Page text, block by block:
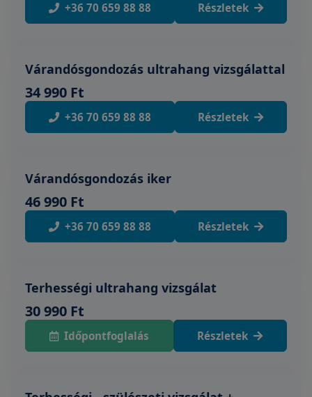
+36 70 659 88 88 Részletek
Várandósgondozás ultrahang vizsgálattal
34 990 Ft
+36 70 659 88 88 Részletek
Várandósgondozás iker
46 990 Ft
+36 70 659 88 88 Részletek
Terhességi ultrahang vizsgálat
30 990 Ft
Időpontfoglalás Részletek